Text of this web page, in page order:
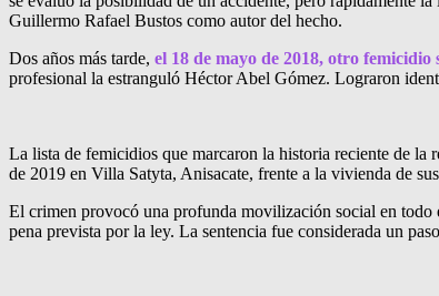
Guillermo Rafael Bustos como autor del hecho.
Dos años más tarde, el 18 de mayo de 2018, otro
profesional la estranguló Héctor Abel Gómez. Lograron
La lista de femicidios que marcaron la historia reciente de la
de 2019 en Villa Satyta, Anisacate, frente a la vivienda de
El crimen provocó una profunda movilización social en todo
pena prevista por la ley. La sentencia fue considerada un